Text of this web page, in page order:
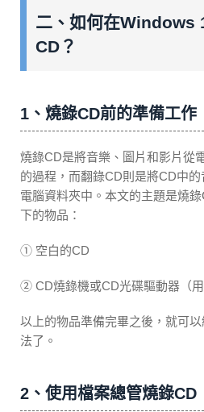
二、如何在Windows
CD？
1、燒錄CD前的準備工作
燒錄CD是將音樂、圖片和影片從
的過程，而翻錄CD則是將CD中
電腦資料夾中。本文的主題是燒
下的物品：
① 空白的CD
② CD燒錄機或CD光碟驅動器（用
以上的物品準備完畢之後，就可
法了。
2、使用檔案總管燒錄CD